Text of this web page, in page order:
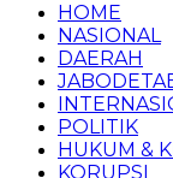
HOME
NASIONAL
DAERAH
POLITIK
HUKUM &
KORUPSI